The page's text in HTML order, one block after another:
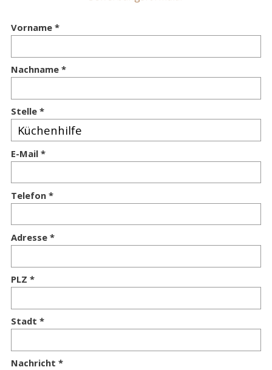
Vorname
Nachname
Stelle
E-Mail
Telefon
Adresse
PLZ
Stadt
Nachricht